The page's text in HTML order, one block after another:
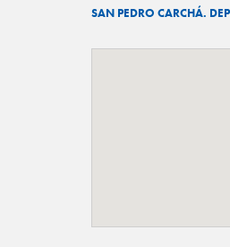
SAN PEDRO CARCHÁ.